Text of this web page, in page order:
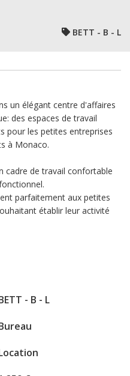
BETT - B - L
un élégant centre d'affaires
des espaces de travail
pour les petites entreprises
à Monaco.
cadre de travail confortable
parfaitement aux petites
établir leur activité
le plus calme de Monaco.
transports.
- B - L